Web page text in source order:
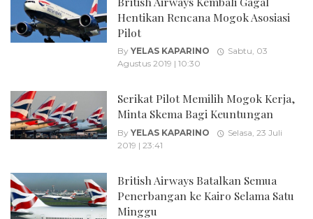
Hentikan Rencana Mogok Asosiasi
Pilot
By YELAS KAPARINO
Sabtu, 03
Agustus 2019 | 10:30
Serikat Pilot Memilih Mogok Kerja,
Minta Skema Bagi Keuntungan
By YELAS KAPARINO
Selasa, 23 Juli
2019 | 23:41
British Airways Batalkan Semua
Penerbangan ke Kairo Selama Satu
Minggu